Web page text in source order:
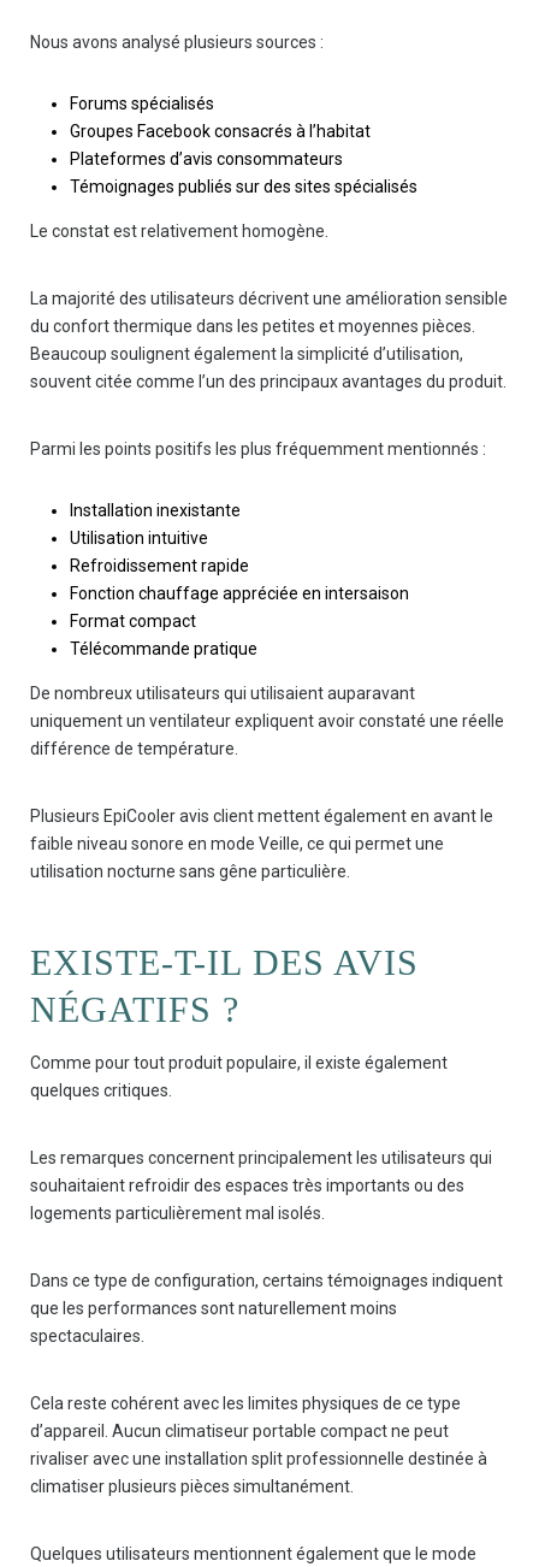
Nous avons analysé plusieurs sources :
Forums spécialisés
Groupes Facebook consacrés à l’habitat
Plateformes d’avis consommateurs
Témoignages publiés sur des sites spécialisés
Le constat est relativement homogène.
La majorité des utilisateurs décrivent une amélioration sensible
du confort thermique dans les petites et moyennes pièces.
Beaucoup soulignent également la simplicité d’utilisation,
souvent citée comme l’un des principaux avantages du produit.
Parmi les points positifs les plus fréquemment mentionnés :
Installation inexistante
Utilisation intuitive
Refroidissement rapide
Fonction chauffage appréciée en intersaison
Format compact
Télécommande pratique
De nombreux utilisateurs qui utilisaient auparavant
uniquement un ventilateur expliquent avoir constaté une réelle
différence de température.
Plusieurs EpiCooler avis client mettent également en avant le
faible niveau sonore en mode Veille, ce qui permet une
utilisation nocturne sans gêne particulière.
EXISTE-T-IL DES AVIS
NÉGATIFS ?
Comme pour tout produit populaire, il existe également
quelques critiques.
Les remarques concernent principalement les utilisateurs qui
souhaitaient refroidir des espaces très importants ou des
logements particulièrement mal isolés.
Dans ce type de configuration, certains témoignages indiquent
que les performances sont naturellement moins
spectaculaires.
Cela reste cohérent avec les limites physiques de ce type
d’appareil. Aucun climatiseur portable compact ne peut
rivaliser avec une installation split professionnelle destinée à
climatiser plusieurs pièces simultanément.
Quelques utilisateurs mentionnent également que le mode